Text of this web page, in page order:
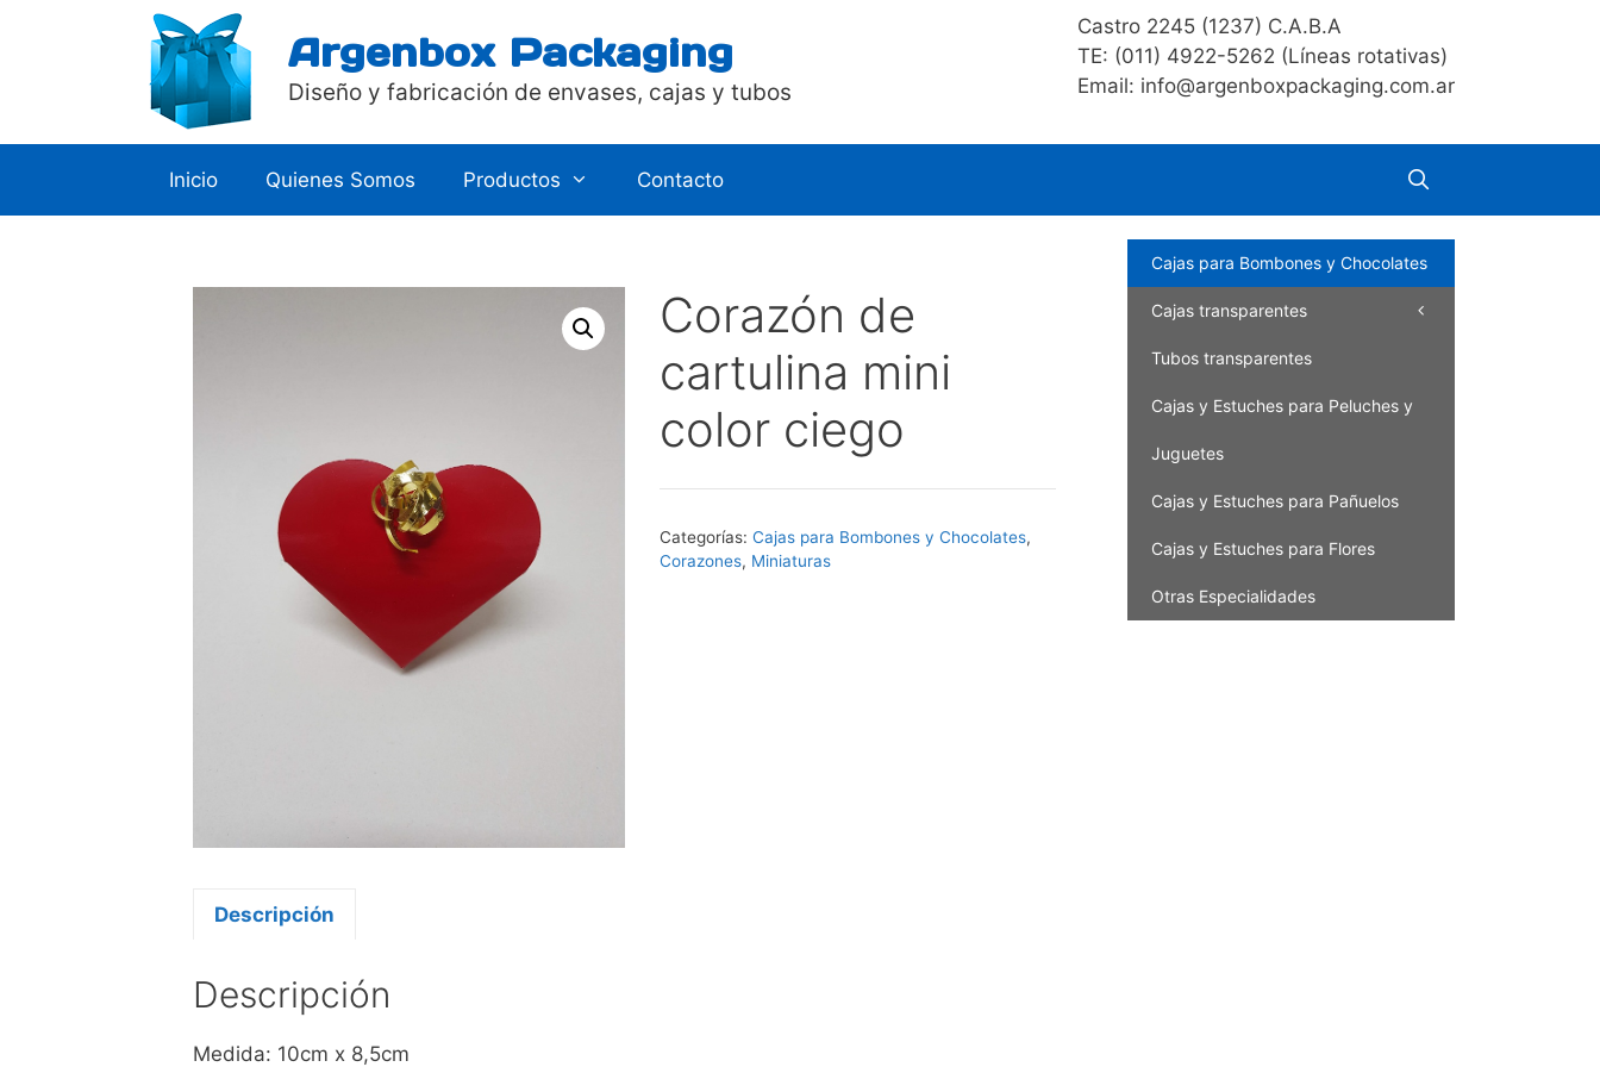
Castro 2245 (1237) C.A.B.A
TE: (011) 4922-5262 (Líneas rotativas)
Email: info@argenboxpackaging.com.ar
Argenbox Packaging
Diseño y fabricación de envases, cajas y tubos
Inicio Quienes Somos Productos Contacto
Corazón de
cartulina mini
color ciego
Categorías: Cajas para Bombones y Chocolates,
Corazones, Miniaturas
Descripción
Descripción
Medida: 10cm x 8,5cm
Cajas para Bombones y Chocolates
Cajas transparentes
Tubos transparentes
Cajas y Estuches para Peluches y
Juguetes
Cajas y Estuches para Pañuelos
Cajas y Estuches para Flores
Otras Especialidades